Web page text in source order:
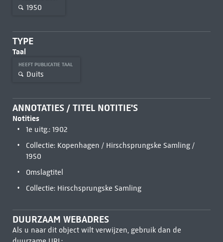
1950
TYPE
Taal
HEEFT PUBLICATIE TAAL
Duits
ANNOTATIES / TITEL NOTITIE'S
Notities
1e uitg.: 1902
Collectie: Kopenhagen / Hirschsprungske Samling /
1950
Omslagtitel
Collectie: Hirschsprungske Samling
DUURZAAM WEBADRES
Als u naar dit object wilt verwijzen, gebruik dan de